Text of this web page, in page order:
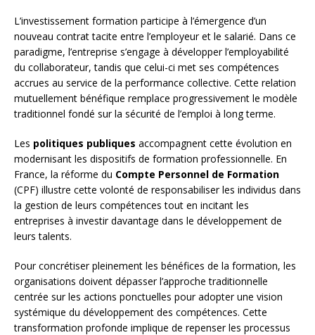
L’investissement formation participe à l’émergence d’un
nouveau contrat tacite entre l’employeur et le salarié. Dans ce
paradigme, l’entreprise s’engage à développer l’employabilité
du collaborateur, tandis que celui-ci met ses compétences
accrues au service de la performance collective. Cette relation
mutuellement bénéfique remplace progressivement le modèle
traditionnel fondé sur la sécurité de l’emploi à long terme.
Les politiques publiques accompagnent cette évolution en
modernisant les dispositifs de formation professionnelle. En
France, la réforme du Compte Personnel de Formation
(CPF) illustre cette volonté de responsabiliser les individus dans
la gestion de leurs compétences tout en incitant les
entreprises à investir davantage dans le développement de
leurs talents.
Pour concrétiser pleinement les bénéfices de la formation, les
organisations doivent dépasser l’approche traditionnelle
centrée sur les actions ponctuelles pour adopter une vision
systémique du développement des compétences. Cette
transformation profonde implique de repenser les processus